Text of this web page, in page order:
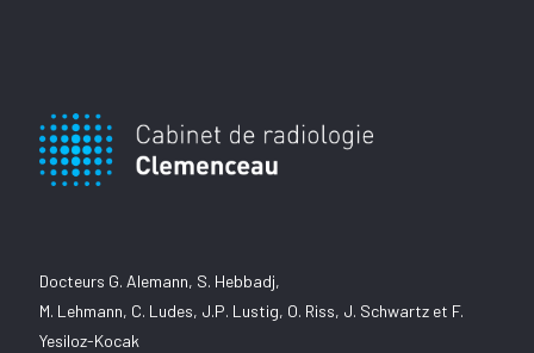
Docteurs G. Alemann, S. Hebbadj,
M. Lehmann, C. Ludes, J.P. Lustig, O. Riss, J. Schwartz et F.
Yesiloz-Kocak